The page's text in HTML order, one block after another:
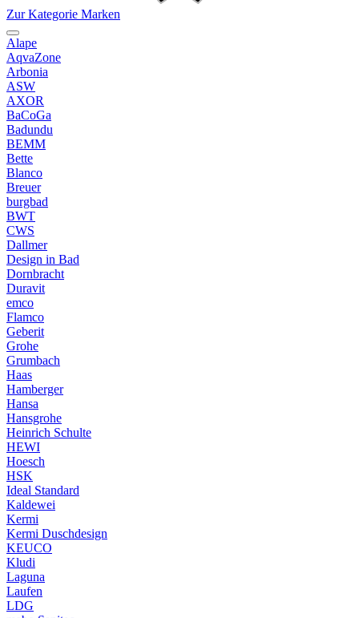
Zur Kategorie Marken
Alape
AqvaZone
Arbonia
ASW
AXOR
BaCoGa
Badundu
BEMM
Bette
Blanco
Breuer
burgbad
BWT
CWS
Dallmer
Design in Bad
Dornbracht
Duravit
emco
Flamco
Geberit
Grohe
Grumbach
Haas
Hamberger
Hansa
Hansgrohe
Heinrich Schulte
HEWI
Hoesch
HSK
Ideal Standard
Kaldewei
Kermi
Kermi Duschdesign
KEUCO
Kludi
Laguna
Laufen
LDG